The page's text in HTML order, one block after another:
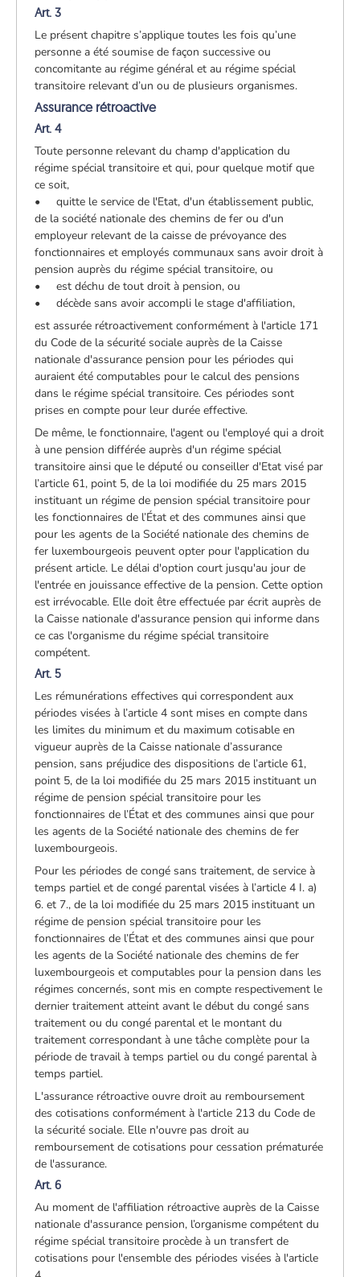
Art. 3
Le présent chapitre s’applique toutes les fois qu’une
personne a été soumise de façon successive ou
concomitante au régime général et au régime spécial
transitoire relevant d’un ou de plusieurs organismes.
Assurance rétroactive
Art. 4
Toute personne relevant du champ d'application du
régime spécial transitoire et qui, pour quelque motif que
ce soit,
• quitte le service de l'Etat, d'un établissement public,
de la société nationale des chemins de fer ou d'un
employeur relevant de la caisse de prévoyance des
fonctionnaires et employés communaux sans avoir droit à
pension auprès du régime spécial transitoire, ou
• est déchu de tout droit à pension, ou
• décède sans avoir accompli le stage d'affiliation,
est assurée rétroactivement conformément à l'article 171
du Code de la sécurité sociale auprès de la Caisse
nationale d'assurance pension pour les périodes qui
auraient été computables pour le calcul des pensions
dans le régime spécial transitoire. Ces périodes sont
prises en compte pour leur durée effective.
De même, le fonctionnaire, l'agent ou l'employé qui a droit
à une pension différée auprès d'un régime spécial
transitoire ainsi que le député ou conseiller d'Etat visé par
l’article 61, point 5, de la loi modifiée du 25 mars 2015
instituant un régime de pension spécial transitoire pour
les fonctionnaires de l’État et des communes ainsi que
pour les agents de la Société nationale des chemins de
fer luxembourgeois peuvent opter pour l'application du
présent article. Le délai d'option court jusqu'au jour de
l'entrée en jouissance effective de la pension. Cette option
est irrévocable. Elle doit être effectuée par écrit auprès de
la Caisse nationale d'assurance pension qui informe dans
ce cas l'organisme du régime spécial transitoire
compétent.
Art. 5
Les rémunérations effectives qui correspondent aux
périodes visées à l’article 4 sont mises en compte dans
les limites du minimum et du maximum cotisable en
vigueur auprès de la Caisse nationale d’assurance
pension, sans préjudice des dispositions de l’article 61,
point 5, de la loi modifiée du 25 mars 2015 instituant un
régime de pension spécial transitoire pour les
fonctionnaires de l’État et des communes ainsi que pour
les agents de la Société nationale des chemins de fer
luxembourgeois.
Pour les périodes de congé sans traitement, de service à
temps partiel et de congé parental visées à l’article 4 I. a)
6. et 7., de la loi modifiée du 25 mars 2015 instituant un
régime de pension spécial transitoire pour les
fonctionnaires de l’État et des communes ainsi que pour
les agents de la Société nationale des chemins de fer
luxembourgeois et computables pour la pension dans les
régimes concernés, sont mis en compte respectivement le
dernier traitement atteint avant le début du congé sans
traitement ou du congé parental et le montant du
traitement correspondant à une tâche complète pour la
période de travail à temps partiel ou du congé parental à
temps partiel.
L'assurance rétroactive ouvre droit au remboursement
des cotisations conformément à l'article 213 du Code de
la sécurité sociale. Elle n'ouvre pas droit au
remboursement de cotisations pour cessation prématurée
de l'assurance.
Art. 6
Au moment de l'affiliation rétroactive auprès de la Caisse
nationale d'assurance pension, l’organisme compétent du
régime spécial transitoire procède à un transfert de
cotisations pour l'ensemble des périodes visées à l'article